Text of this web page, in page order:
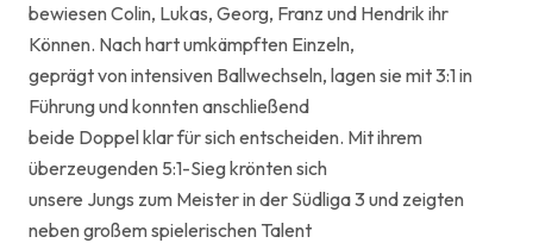
bewiesen Colin, Lukas, Georg, Franz und Hendrik ihr
Können. Nach hart umkämpften Einzeln,
geprägt von intensiven Ballwechseln, lagen sie mit 3:1 in
Führung und konnten anschließend
beide Doppel klar für sich entscheiden. Mit ihrem
überzeugenden 5:1-Sieg krönten sich
unsere Jungs zum Meister in der Südliga 3 und zeigten
neben großem spielerischen Talent